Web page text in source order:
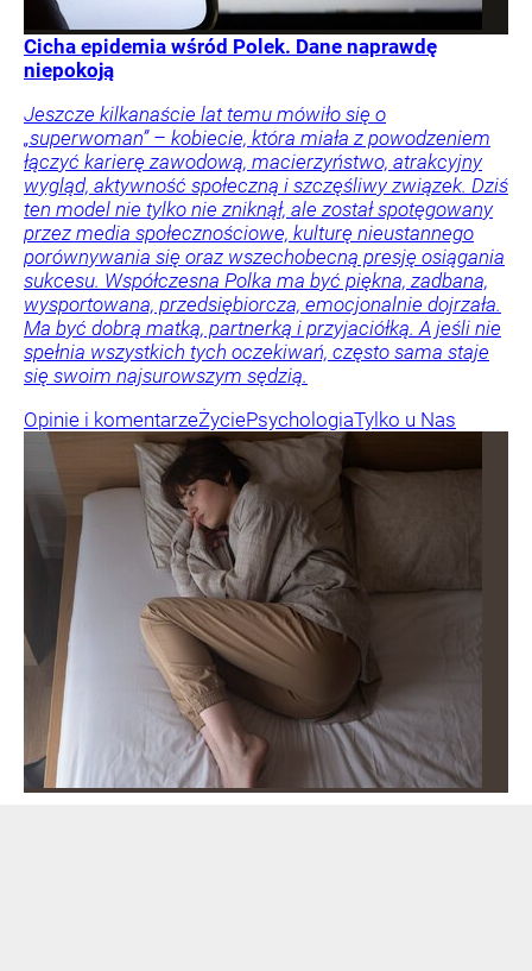
Cicha epidemia wśród Polek. Dane naprawdę
niepokoją
Jeszcze kilkanaście lat temu mówiło się o
„superwoman” – kobiecie, która miała z powodzeniem
łączyć karierę zawodową, macierzyństwo, atrakcyjny
wygląd, aktywność społeczną i szczęśliwy związek. Dziś
ten model nie tylko nie zniknął, ale został spotęgowany
przez media społecznościowe, kulturę nieustannego
porównywania się oraz wszechobecną presję osiągania
sukcesu. Współczesna Polka ma być piękna, zadbana,
wysportowana, przedsiębiorcza, emocjonalnie dojrzała.
Ma być dobrą matką, partnerką i przyjaciółką. A jeśli nie
spełnia wszystkich tych oczekiwań, często sama staje
się swoim najsurowszym sędzią.
Opinie i komentarzeŻyciePsychologiaTylko u Nas